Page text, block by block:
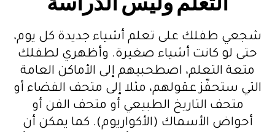
التعلم وليس الدراسة
شجعي طفلك على تعلم أشياء جديدة كل يوم،
حتى لو كانت أشياء صغيرة. وأظهري لطفلك
متعة التعلم، اصطحبيهم إلى الأماكن العامة
التي ستحفّز عقولهم، مثلا إلى متحف الفضاء أو
متحف التاريخ الطبيعي أو متحف الفن أو
أحواض الأسماك (الأكواريوم). كما يمكن أن